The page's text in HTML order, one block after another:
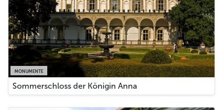
MONUMENTE
Sommerschloss der Königin Anna